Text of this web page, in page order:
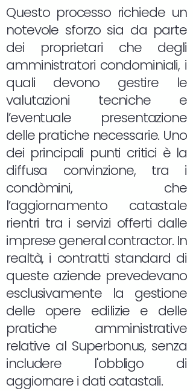
Questo processo richiede un
notevole sforzo sia da parte
dei proprietari che degli
amministratori condominiali, i
quali devono gestire le
valutazioni tecniche e
l’eventuale presentazione
delle pratiche necessarie. Uno
dei principali punti critici è la
diffusa convinzione, tra i
condòmini, che
l’aggiornamento catastale
rientri tra i servizi offerti dalle
imprese general contractor. In
realtà, i contratti standard di
queste aziende prevedevano
esclusivamente la gestione
delle opere edilizie e delle
pratiche amministrative
relative al Superbonus, senza
includere l'obbligo di
aggiornare i dati catastali.